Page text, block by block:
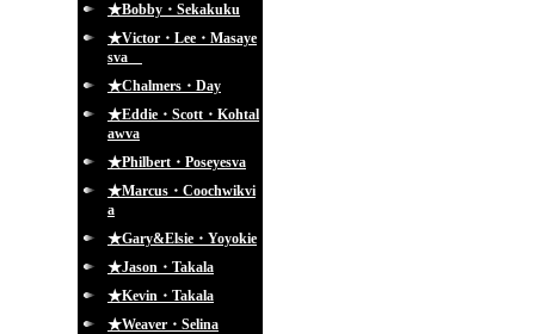
★Bobby・Sekakuku
★Victor・Lee・Masaye
sva
★Chalmers・Day
★Eddie・Scott・Kohtal
awva
★Philbert・Poseyesva
★Marcus・Coochwikvi
a
★Gary&Elsie・Yoyokie
★Jason・Takala
★Kevin・Takala
★Weaver・Selina